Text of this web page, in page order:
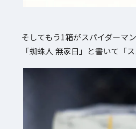
そしてもう1箱がスパイダーマ
「蜘蛛人 無家日」と書いて「